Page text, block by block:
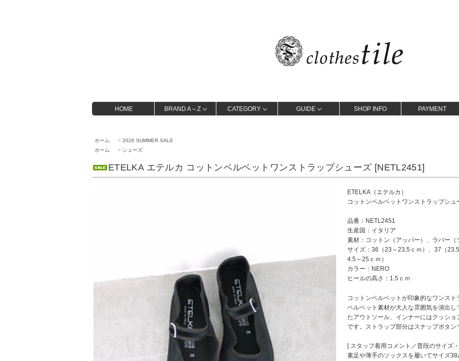
HOME BRAND A～Z CATEGORY GUIDE SHOP INFO PAYMENT
ホーム > 2026 SUMMER SALE
ホーム
> シューズ
ETELKA エテルカ コットンベルベットワンストラップシューズ [NETL2451]
ETELKA（エテルカ）
コットンベルベットワンストラップシュ
品番：NETL2451
生産国：イタリア
素材：コットン（アッパー）、ラバー（
サイズ：36（23～23.5ｃｍ）、37（
4.5～25ｃｍ）
カラー：NERO
ヒールの高さ：1.5ｃｍ
コットンベルベットが印象的なワンス
ベルベット素材が大人な雰囲気を演出
たアウトソール、インナーにはクッシ
です。ストラップ部分はスナップボタン
[ スタッフ着用コメント／普段のサイズ
素足や薄手のソックスを履いてサイズ